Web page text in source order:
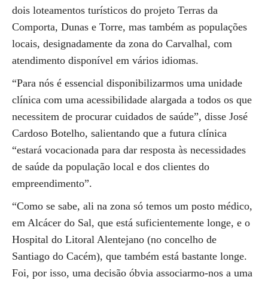
dois loteamentos turísticos do projeto Terras da
Comporta, Dunas e Torre, mas também as populações
locais, designadamente da zona do Carvalhal, com
atendimento disponível em vários idiomas.
“Para nós é essencial disponibilizarmos uma unidade
clínica com uma acessibilidade alargada a todos os que
necessitem de procurar cuidados de saúde”, disse José
Cardoso Botelho, salientando que a futura clínica
“estará vocacionada para dar resposta às necessidades
de saúde da população local e dos clientes do
empreendimento”.
“Como se sabe, ali na zona só temos um posto médico,
em Alcácer do Sal, que está suficientemente longe, e o
Hospital do Litoral Alentejano (no concelho de
Santiago do Cacém), que também está bastante longe.
Foi, por isso, uma decisão óbvia associarmo-nos a uma